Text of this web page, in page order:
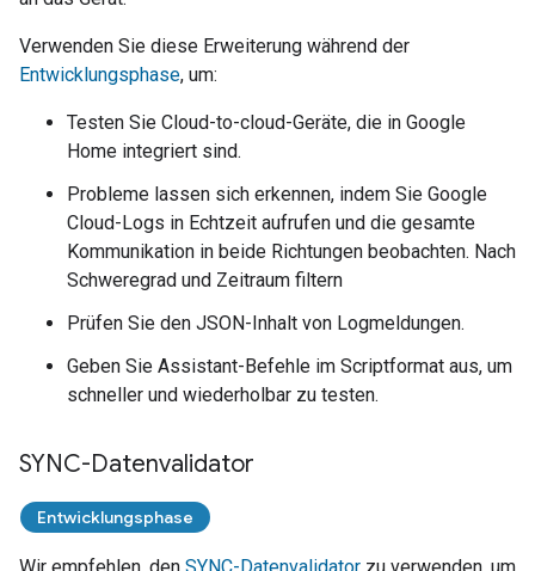
Verwenden Sie diese Erweiterung während der
Entwicklungsphase, um:
Testen Sie Cloud-to-cloud-Geräte, die in Google
Home integriert sind.
Probleme lassen sich erkennen, indem Sie Google
Cloud-Logs in Echtzeit aufrufen und die gesamte
Kommunikation in beide Richtungen beobachten. Nach
Schweregrad und Zeitraum filtern
Prüfen Sie den JSON-Inhalt von Logmeldungen.
Geben Sie Assistant-Befehle im Scriptformat aus, um
schneller und wiederholbar zu testen.
SYNC-Datenvalidator
Entwicklungsphase